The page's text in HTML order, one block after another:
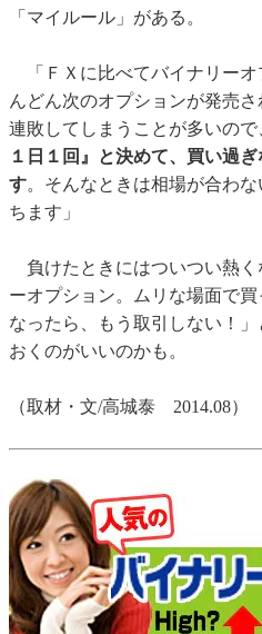
「マイルール」がある。
「ＦＸに比べてバイナリーオ
んどん次のオプションが発売
連敗してしまうことが多いので
１日１回』と決めて、買い過
す。そんなときは相場が合わ
ちます」
負けたときにはついつい熱く
ーオプション。ムリな場面で
なったら、もう取引しない！
おくのがいいのかも。
（取材・文/高城泰 2014.08）